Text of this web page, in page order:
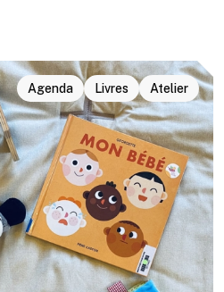
Agenda Livres Atelier